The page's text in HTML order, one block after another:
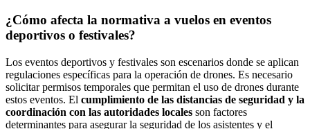
¿Cómo afecta la normativa a vuelos en eventos
deportivos o festivales?
Los eventos deportivos y festivales son escenarios donde se aplican
regulaciones específicas para la operación de drones. Es necesario
solicitar permisos temporales que permitan el uso de drones durante
estos eventos. El cumplimiento de las distancias de seguridad y la
coordinación con las autoridades locales son factores
determinantes para asegurar la seguridad de los asistentes y el